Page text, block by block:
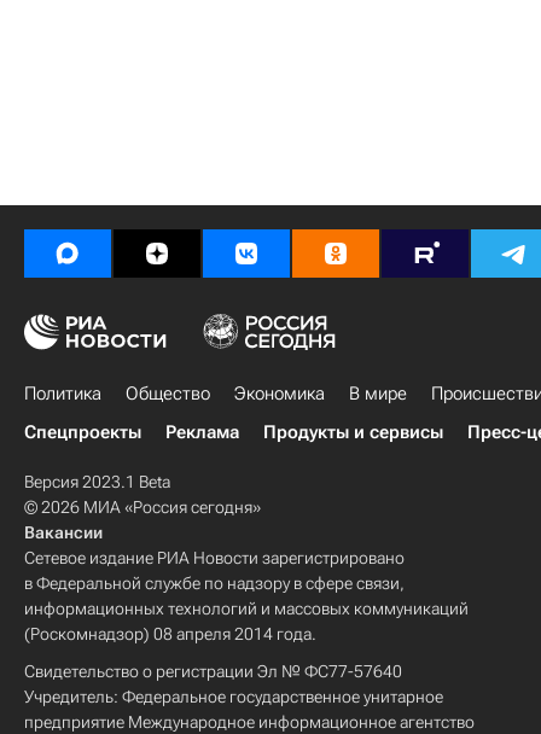
Политика Общество Экономика В мире
Спецпроекты
Реклама Продукты и сервисы Пресс-
Версия 2023.1 Beta
© 2026 МИА «Россия сегодня»
Вакансии
Сетевое издание РИА Новости зарегистрировано
в Федеральной службе по надзору в сфере связи,
информационных технологий и массовых коммуникаций
(Роскомнадзор) 08 апреля 2014 года.
Свидетельство о регистрации Эл № ФС77-57640
Учредитель: Федеральное государственное унитарное
предприятие Международное информационное агентство